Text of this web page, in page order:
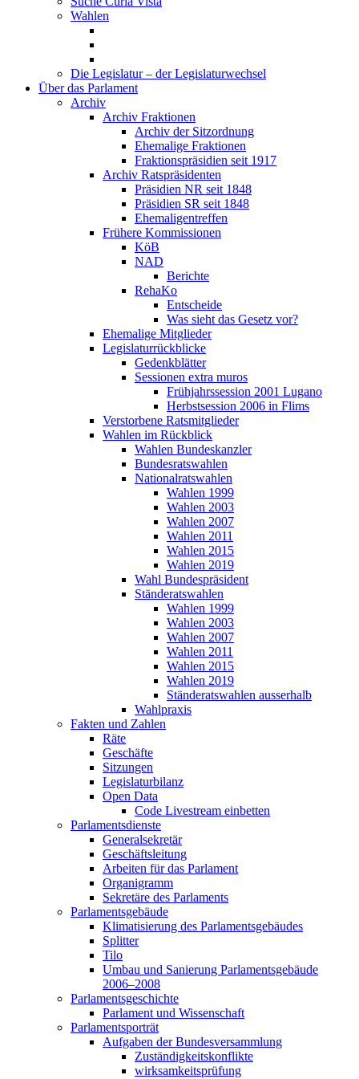
Wahlen
Die Legislatur – der Legislaturwechsel
Über das Parlament
Archiv
Archiv Fraktionen
Archiv der Sitzordnung
Ehemalige Fraktionen
Fraktionspräsidien seit 1917
Archiv Ratspräsidenten
Präsidien NR seit 1848
Präsidien SR seit 1848
Ehemaligentreffen
Frühere Kommissionen
KöB
NAD
Berichte
RehaKo
Entscheide
Was sieht das Gesetz vor?
Ehemalige Mitglieder
Legislaturrückblicke
Gedenkblätter
Sessionen extra muros
Frühjahrssession 2001 Lugano
Herbstsession 2006 in Flims
Verstorbene Ratsmitglieder
Wahlen im Rückblick
Wahlen Bundeskanzler
Bundesratswahlen
Nationalratswahlen
Wahlen 1999
Wahlen 2003
Wahlen 2007
Wahlen 2011
Wahlen 2015
Wahlen 2019
Wahl Bundespräsident
Ständeratswahlen
Wahlen 1999
Wahlen 2003
Wahlen 2007
Wahlen 2011
Wahlen 2015
Wahlen 2019
Ständeratswahlen ausserhalb
Wahlpraxis
Fakten und Zahlen
Räte
Geschäfte
Sitzungen
Legislaturbilanz
Open Data
Code Livestream einbetten
Parlamentsdienste
Generalsekretär
Geschäftsleitung
Arbeiten für das Parlament
Organigramm
Sekretäre des Parlaments
Parlamentsgebäude
Klimatisierung des Parlamentsgebäudes
Splitter
Tilo
Umbau und Sanierung Parlamentsgebäude
2006–2008
Parlamentsgeschichte
Parlament und Wissenschaft
Parlamentsporträt
Aufgaben der Bundesversammlung
Zuständigkeitskonflikte
wirksamkeitsprüfung